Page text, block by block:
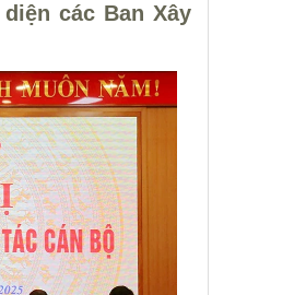
các Ban Xây